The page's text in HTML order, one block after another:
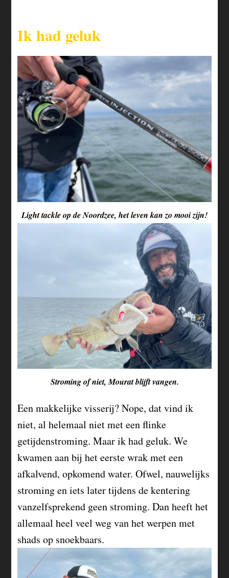
Ik had geluk
Light tackle op de Noordzee, het leven kan zo mooi zijn!
Stroming of niet, Mourat blijft vangen.
Een makkelijke visserij? Nope, dat vind ik
niet, al helemaal niet met een flinke
getijdenstroming. Maar ik had geluk. We
kwamen aan bij het eerste wrak met een
afkalvend, opkomend water. Ofwel, nauwelijks
stroming en iets later tijdens de kentering
vanzelfsprekend geen stroming. Dan heeft het
allemaal heel veel weg van het werpen met
shads op snoekbaars.